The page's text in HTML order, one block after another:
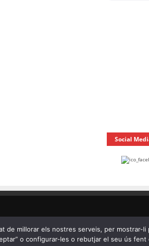
Social
millorar els nostres serveis, per mostrar-
o configurar-les o rebutjar el seu ús fent